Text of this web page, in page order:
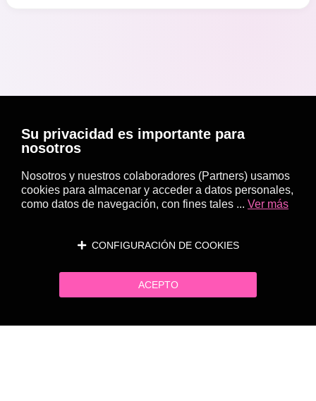
Su privacidad es importante para
nosotros
Nosotros y nuestros colaboradores (Partners) usamos
cookies para almacenar y acceder a datos personales,
como datos de navegación, con fines tales ... Ver más
CONFIGURACIÓN DE COOKIES
ACEPTO